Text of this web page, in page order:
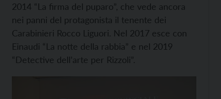
2014 “La firma del puparo”, che vede ancora
nei panni del protagonista il tenente dei
Carabinieri Rocco Liguori. Nel 2017 esce con
Einaudi “La notte della rabbia” e nel 2019
“Detective dell’arte per Rizzoli”.